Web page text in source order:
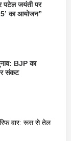
पटेल जयंती पर
का आयोजन”
BJP का
संकट
वार: रूस से तेल